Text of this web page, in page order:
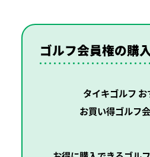
ゴルフ会員権の購
タイキゴルフ
お買い得ゴルフ